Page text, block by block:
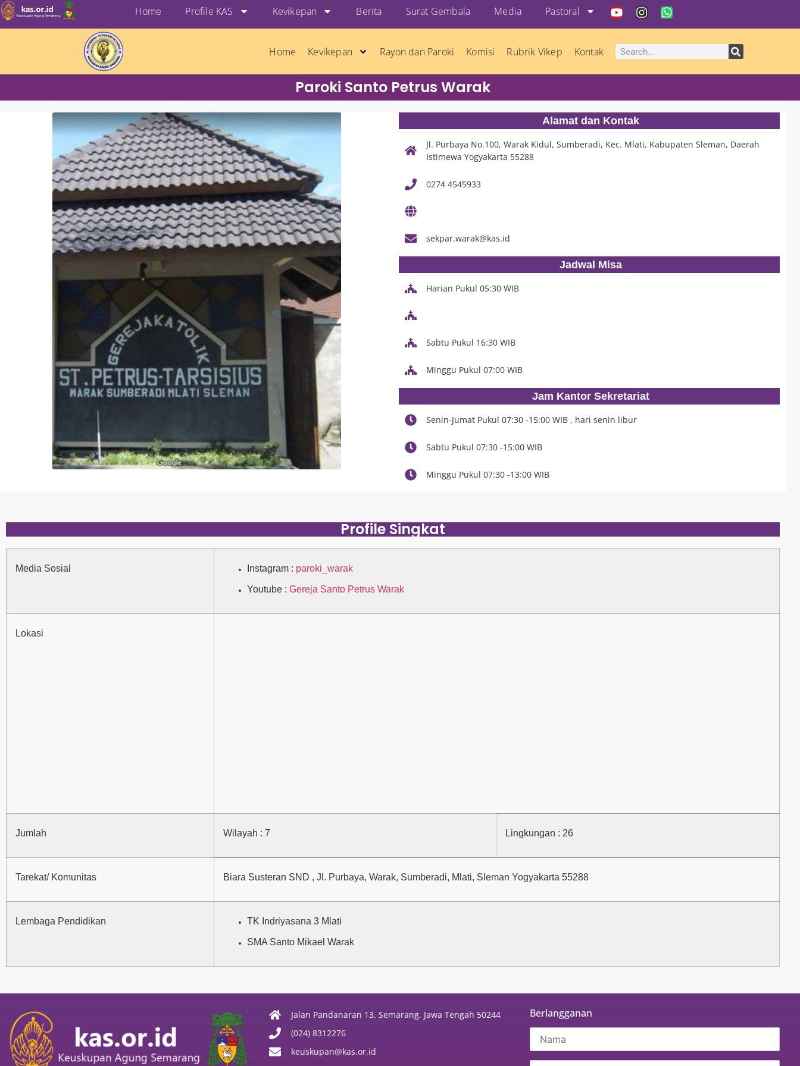
Home Profile KAS Kevikepan Berita Surat Gembala Media Pastoral
Home Kevikepan Rayon dan Paroki Komisi Rubrik Vikep Kontak
Paroki Santo Petrus Warak
Alamat dan Kontak
Jl. Purbaya No.100, Warak Kidul, Sumberadi, Kec. Mlati, Kabupaten Sleman, Daerah
Istimewa Yogyakarta 55288
0274 4545933
sekpar.warak@kas.id
Jadwal Misa
Harian Pukul 05:30 WIB
Sabtu Pukul 16:30 WIB
Minggu Pukul 07:00 WIB
Jam Kantor Sekretariat
Senin-Jumat Pukul 07:30 -15:00 WIB , hari senin libur
Sabtu Pukul 07:30 -15:00 WIB
Minggu Pukul 07:30 -13:00 WIB
Profile Singkat
Media Sosial Instagram : paroki_warak
Youtube : Gereja Santo Petrus Warak
Lokasi
Jumlah Wilayah : 7 Lingkungan : 26
Tarekat/ Komunitas Biara Susteran SND , Jl. Purbaya, Warak, Sumberadi, Mlati, Sleman Yogyakarta 55288
Lembaga Pendidikan TK Indriyasana 3 Mlati
SMA Santo Mikael Warak
Jalan Pandanaran 13, Semarang, Jawa Tengah 50244
(024) 8312276
keuskupan@kas.or.id
Berlangganan